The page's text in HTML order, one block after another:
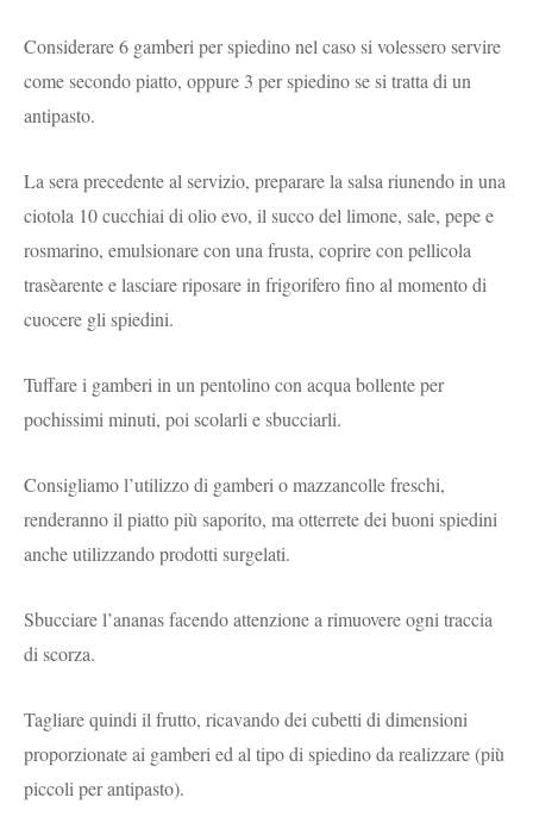
Considerare 6 gamberi per spiedino nel caso si volessero servire
come secondo piatto, oppure 3 per spiedino se si tratta di un
antipasto.
La sera precedente al servizio, preparare la salsa riunendo in una
ciotola 10 cucchiai di olio evo, il succo del limone, sale, pepe e
rosmarino, emulsionare con una frusta, coprire con pellicola
trasèarente e lasciare riposare in frigorifero fino al momento di
cuocere gli spiedini.
Tuffare i gamberi in un pentolino con acqua bollente per
pochissimi minuti, poi scolarli e sbucciarli.
Consigliamo l’utilizzo di gamberi o mazzancolle freschi,
renderanno il piatto più saporito, ma otterrete dei buoni spiedini
anche utilizzando prodotti surgelati.
Sbucciare l’ananas facendo attenzione a rimuovere ogni traccia
di scorza.
Tagliare quindi il frutto, ricavando dei cubetti di dimensioni
proporzionate ai gamberi ed al tipo di spiedino da realizzare (più
piccoli per antipasto).